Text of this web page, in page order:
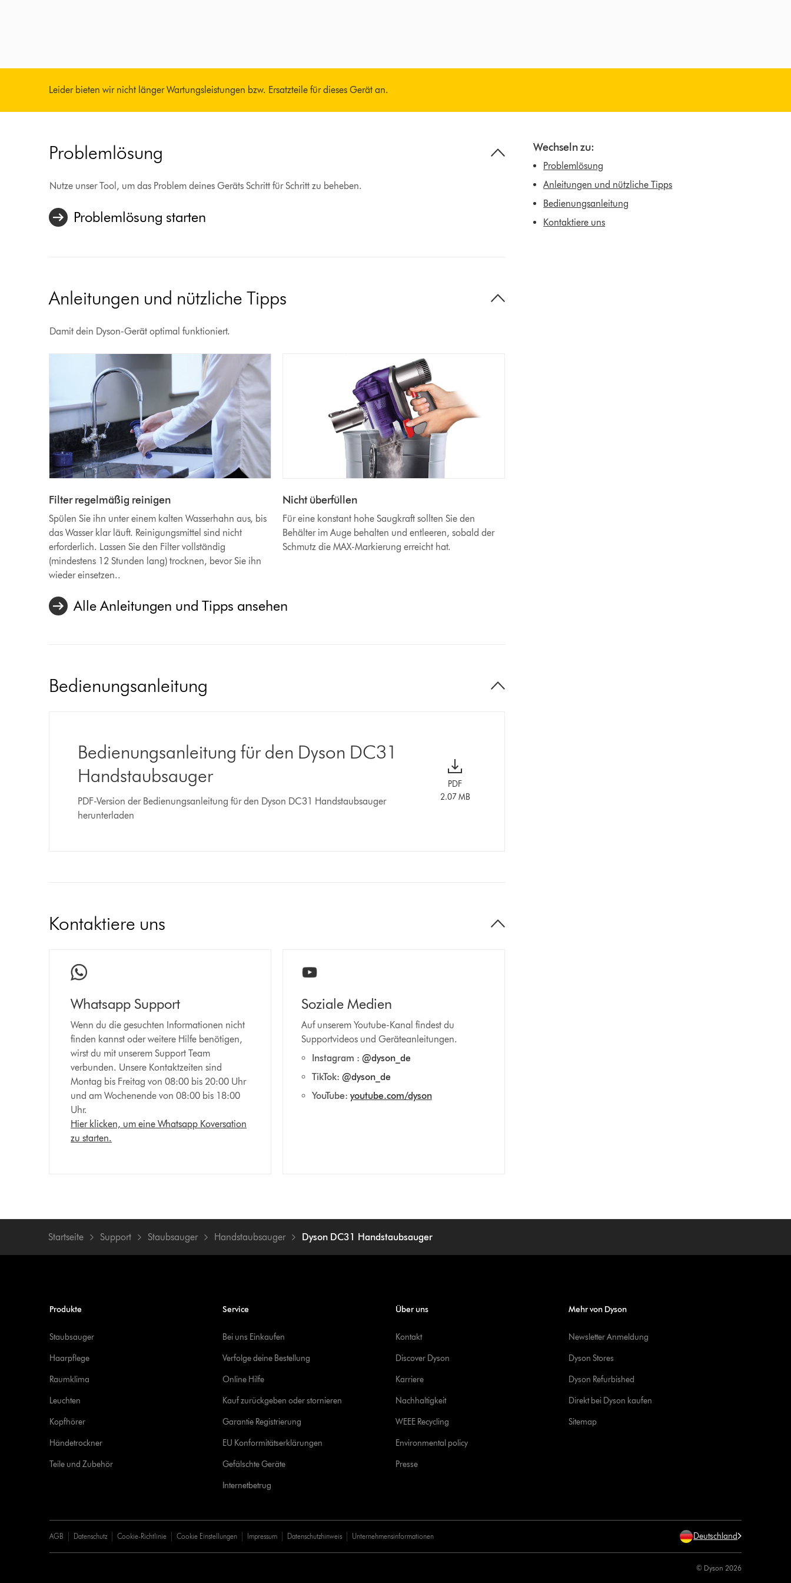
Leider bieten wir nicht länger Wartungsleistungen bzw. Ersatzteile für dieses Gerät an.
Wechseln zu:
Problemlösung
Anleitungen und nützliche Tipps
Bedienungsanleitung
Kontaktiere uns
Problemlösung
Nutze unser Tool, um das Problem deines Geräts Schritt für Schritt zu beheben.
Problemlösung starten
Anleitungen und nützliche Tipps
Damit dein Dyson-Gerät optimal funktioniert.
Filter regelmäßig reinigen
Spülen Sie ihn unter einem kalten Wasserhahn aus, bis
das Wasser klar läuft. Reinigungsmittel sind nicht
erforderlich. Lassen Sie den Filter vollständig
(mindestens 12 Stunden lang) trocknen, bevor Sie ihn
wieder einsetzen..
Nicht überfüllen
Für eine konstant hohe Saugkraft sollten Sie den
Behälter im Auge behalten und entleeren, sobald der
Schmutz die MAX-Markierung erreicht hat.
Alle Anleitungen und Tipps ansehen
Bedienungsanleitung
Bedienungsanleitung für den Dyson DC31
Handstaubsauger
PDF-Version der Bedienungsanleitung für den Dyson DC31 Handstaubsauger
herunterladen
PDF
2.07 MB
Kontaktiere uns
Whatsapp Support
Wenn du die gesuchten Informationen nicht
finden kannst oder weitere Hilfe benötigen,
wirst du mit unserem Support Team
verbunden. Unsere Kontaktzeiten sind
Montag bis Freitag von 08:00 bis 20:00 Uhr
und am Wochenende von 08:00 bis 18:00
Uhr.
Hier klicken, um eine Whatsapp Koversation
zu starten.
Soziale Medien
Auf unserem Youtube-Kanal findest du
Supportvideos und Geräteanleitungen.
Instagram : @dyson_de
TikTok: @dyson_de
YouTube: youtube.com/dyson
Startseite Support Staubsauger Handstaubsauger Dyson DC31 Handstaubsauger
Produkte
Staubsauger
Haarpflege
Raumklima
Leuchten
Kopfhörer
Händetrockner
Teile und Zubehör
Service
Bei uns Einkaufen
Verfolge deine Bestellung
Online Hilfe
Kauf zurückgeben oder stornieren
Garantie Registrierung
EU Konformitätserklärungen
Gefälschte Geräte
Internetbetrug
Über uns
Kontakt
Discover Dyson
Karriere
Nachhaltigkeit
WEEE Recycling
Environmental policy
Presse
Mehr von Dyson
Newsletter Anmeldung
Dyson Stores
Dyson Refurbished
Direkt bei Dyson kaufen
Sitemap
AGB Datenschutz Cookie-Richtlinie Cookie Einstellungen Impressum Datenschutzhinweis Unternehmensinformationen Deutschland
© Dyson 2026